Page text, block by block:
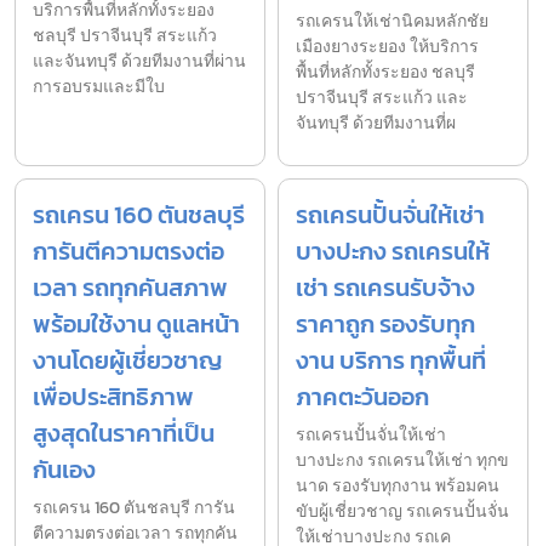
บริการพื้นที่หลักทั้งระยอง
ชลบุรี ปราจีนบุรี สระแก้ว
และจันทบุรี ด้วยทีมงานที่ผ่าน
การอบรมและมีใบ
รถเครนให้เช่านิคมหลักชัย
เมืองยางระยอง ให้บริการ
พื้นที่หลักทั้งระยอง ชลบุรี
ปราจีนบุรี สระแก้ว และ
จันทบุรี ด้วยทีมงานที่ผ
รถเครน 160 ตันชลบุรี
การันตีความตรงต่อ
เวลา รถทุกคันสภาพ
พร้อมใช้งาน ดูแลหน้า
งานโดยผู้เชี่ยวชาญ
เพื่อประสิทธิภาพ
สูงสุดในราคาที่เป็น
กันเอง
รถเครน 160 ตันชลบุรี การัน
ตีความตรงต่อเวลา รถทุกคัน
รถเครนปั้นจั่นให้เช่า
บางปะกง รถเครนให้
เช่า รถเครนรับจ้าง
ราคาถูก รองรับทุก
งาน บริการ ทุกพื้นที่
ภาคตะวันออก
รถเครนปั้นจั่นให้เช่า
บางปะกง รถเครนให้เช่า ทุกข
นาด รองรับทุกงาน พร้อมคน
ขับผู้เชี่ยวชาญ รถเครนปั้นจั่น
ให้เช่าบางปะกง รถเค